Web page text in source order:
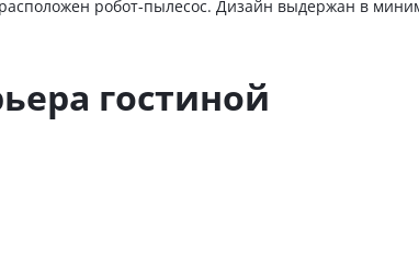
робот-пылесос. Дизайн выдержан в
гостиной